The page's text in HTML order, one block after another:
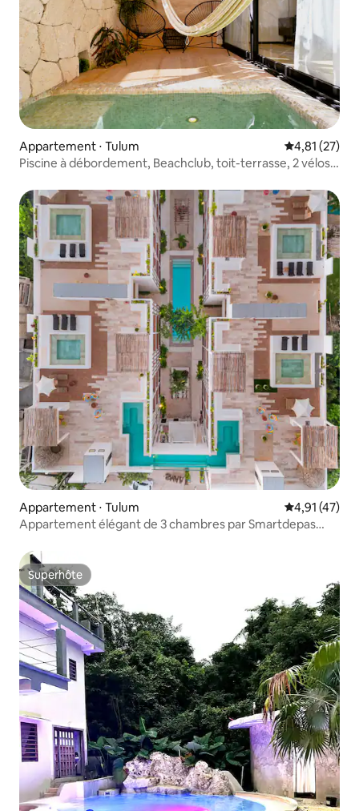
Appartement ⋅ Tulum Évaluation
4,81 (27)
Piscine à débordement, Beachclub, toit-terrasse, 2 vélos*,
Appartement ⋅ Tulum Évaluation
4,91 (47)
Appartement élégant de 3 chambres par Smartdepas
Superhôte
Superhôte